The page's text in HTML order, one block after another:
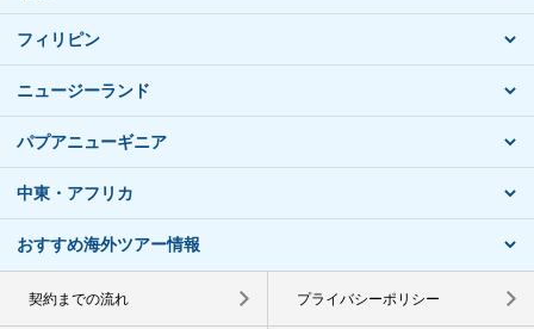
フィリピン
ニュージーランド
パプアニューギニア
中東・アフリカ
おすすめ海外ツアー情報
契約までの流れ プライバシーポリシー